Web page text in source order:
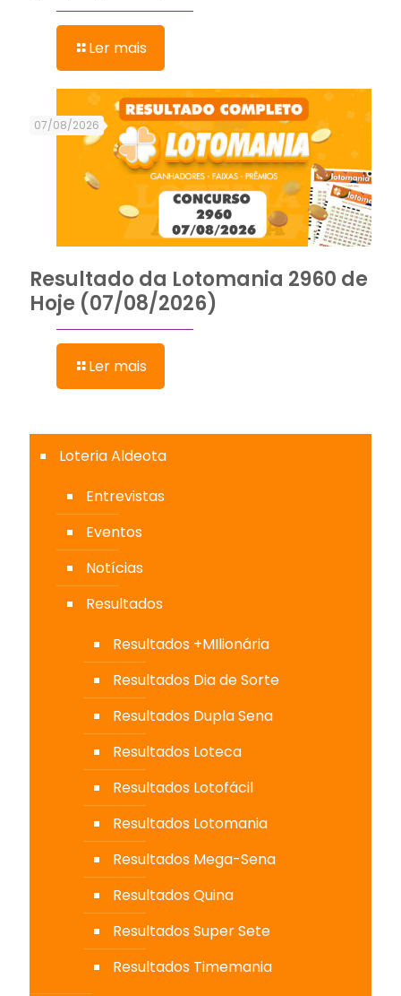
Ler mais
07/08/2026
Resultado da Lotomania 2960 de
Hoje (07/08/2026)
Ler mais
Loteria Aldeota
Entrevistas
Eventos
Notícias
Resultados
Resultados +MIlionária
Resultados Dia de Sorte
Resultados Dupla Sena
Resultados Loteca
Resultados Lotofácil
Resultados Lotomania
Resultados Mega-Sena
Resultados Quina
Resultados Super Sete
Resultados Timemania